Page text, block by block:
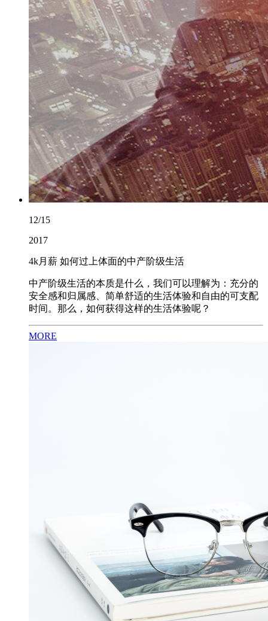
12/15
2017
4k月薪 如何过上体面的中产阶级生活
中产阶级生活的本质是什么，我们可以理解为：充分的
安全感和归属感、简单舒适的生活体验和自由的可支配
时间。那么，如何获得这样的生活体验呢？
MORE